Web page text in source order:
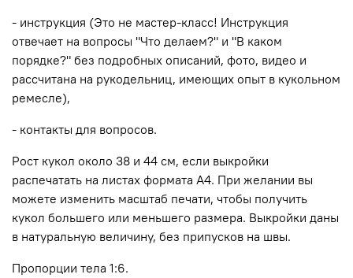
- инструкция (Это не мастер-класс! Инструкция
отвечает на вопросы "Что делаем?" и "В каком
порядке?" без подробных описаний, фото, видео и
рассчитана на рукодельниц, имеющих опыт в кукольном
ремесле),
- контакты для вопросов.
Рост кукол около 38 и 44 см, если выкройки
распечатать на листах формата А4. При желании вы
можете изменить масштаб печати, чтобы получить
кукол большего или меньшего размера. Выкройки даны
в натуральную величину, без припусков на швы.
Пропорции тела 1:6.